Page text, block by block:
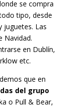
se compra
tipo, desde
juguetes. Las
Navidad.
en Dublín,
etc.
que en
del grupo
o Pull & Bear,